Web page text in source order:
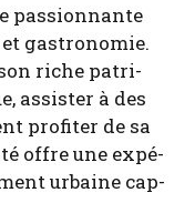
pas­sion­nante
gas­tro­no­mie.
riche patri­
assis­ter à des
pro­fi­ter de sa
offre une expé­
urbaine cap­